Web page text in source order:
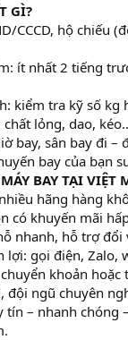
GÌ?
CCCD, hộ chiếu
ít nhất 2 tiếng
kiểm tra kỹ số
lỏng, dao,
bay, sân bay đi –
bay của bạn
BAY TẠI VIỆT
hãng hàng
có khuyến mãi
nhanh, hỗ trợ đổi
lợi: gọi điện, Zalo,
khoản hoặc
đội ngũ chuyên
tín – nhanh chóng